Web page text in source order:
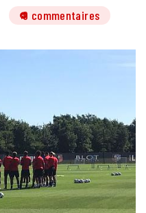
9 commentaires